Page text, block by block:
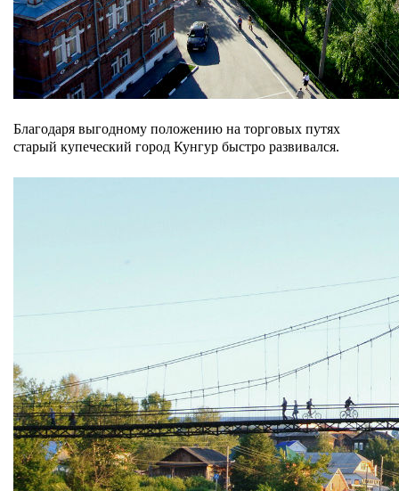
Благодаря выгодному положению на торговых путях
старый купеческий город Кунгур быстро развивался.